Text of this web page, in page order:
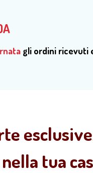
gli ordini ricevuti
tua